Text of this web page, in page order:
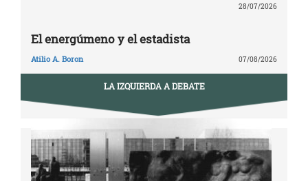
28/07/2026
El energúmeno y el estadista
Atilio A. Boron 07/08/2026
LA IZQUIERDA A DEBATE